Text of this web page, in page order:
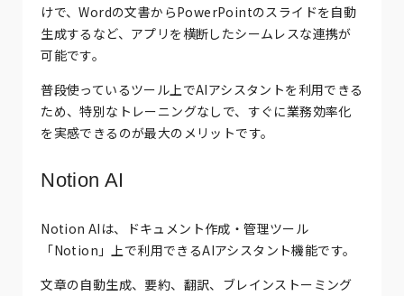
けで、Wordの文書からPowerPointのスライドを自動
生成するなど、アプリを横断したシームレスな連携が
可能です。
普段使っているツール上でAIアシスタントを利用できる
ため、特別なトレーニングなしで、すぐに業務効率化
を実感できるのが最大のメリットです。
Notion AI
Notion AIは、ドキュメント作成・管理ツール
「Notion」上で利用できるAIアシスタント機能です。
文章の自動生成、要約、翻訳、ブレインストーミング